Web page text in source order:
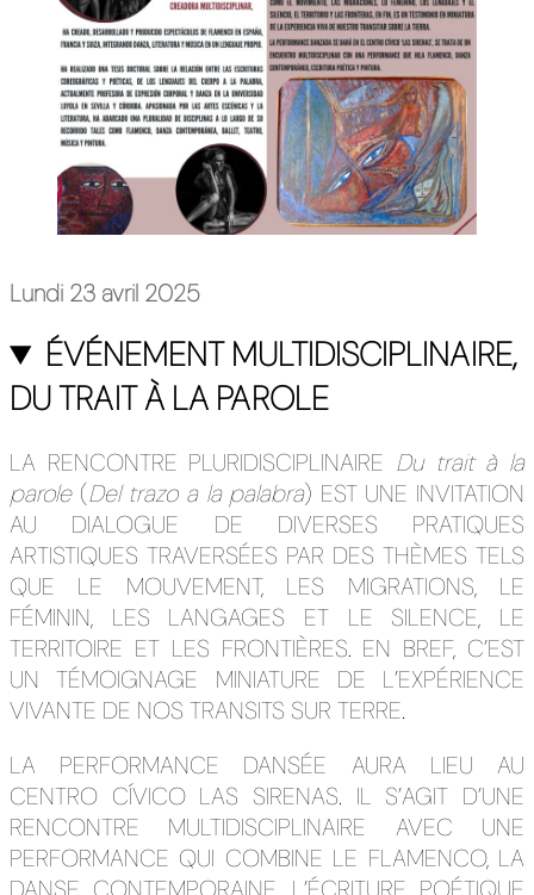
Lundi 23 avril 2025
ÉVÉNEMENT MULTIDISCIPLINAIRE,
DU TRAIT À LA PAROLE
LA RENCONTRE PLURIDISCIPLINAIRE Du trait à la
parole (Del trazo a la palabra) EST UNE INVITATION
AU DIALOGUE DE DIVERSES PRATIQUES
ARTISTIQUES TRAVERSÉES PAR DES THÈMES TELS
QUE LE MOUVEMENT, LES MIGRATIONS, LE
FÉMININ, LES LANGAGES ET LE SILENCE, LE
TERRITOIRE ET LES FRONTIÈRES. EN BREF, C’EST
UN TÉMOIGNAGE MINIATURE DE L’EXPÉRIENCE
VIVANTE DE NOS TRANSITS SUR TERRE.
LA PERFORMANCE DANSÉE AURA LIEU AU
CENTRO CÍVICO LAS SIRENAS. IL S’AGIT D’UNE
RENCONTRE MULTIDISCIPLINAIRE AVEC UNE
PERFORMANCE QUI COMBINE LE FLAMENCO, LA